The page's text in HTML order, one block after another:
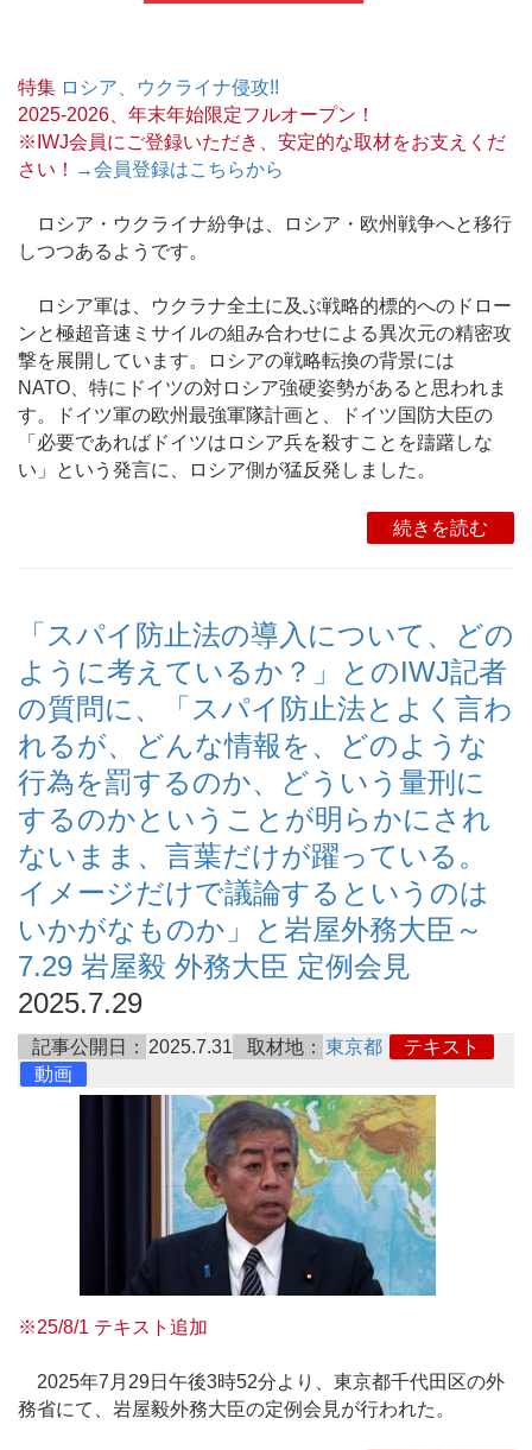
特集 ロシア、ウクライナ侵攻!!
2025-2026、年末年始限定フルオープン！
※IWJ会員にご登録いただき、安定的な取材をお支えくだ
さい！ →会員登録はこちらから
ロシア・ウクライナ紛争は、ロシア・欧州戦争へと移行
しつつあるようです。
ロシア軍は、ウクラナ全土に及ぶ戦略的標的へのドロー
ンと極超音速ミサイルの組み合わせによる異次元の精密攻
撃を展開しています。ロシアの戦略転換の背景には
NATO、特にドイツの対ロシア強硬姿勢があると思われま
す。ドイツ軍の欧州最強軍隊計画と、ドイツ国防大臣の
「必要であればドイツはロシア兵を殺すことを躊躇しな
い」という発言に、ロシア側が猛反発しました。
続きを読む
「スパイ防止法の導入について、どの
ように考えているか？」とのIWJ記者
の質問に、「スパイ防止法とよく言わ
れるが、どんな情報を、どのような
行為を罰するのか、どういう量刑に
するのかということが明らかにされ
ないまま、言葉だけが躍っている。
イメージだけで議論するというのは
いかがなものか」と岩屋外務大臣～
7.29 岩屋毅 外務大臣 定例会見
2025.7.29
記事公開日： 2025.7.31 取材地： 東京都
テキスト
動画
※25/8/1 テキスト追加
2025年7月29日午後3時52分より、東京都千代田区の外
務省にて、岩屋毅外務大臣の定例会見が行われた。